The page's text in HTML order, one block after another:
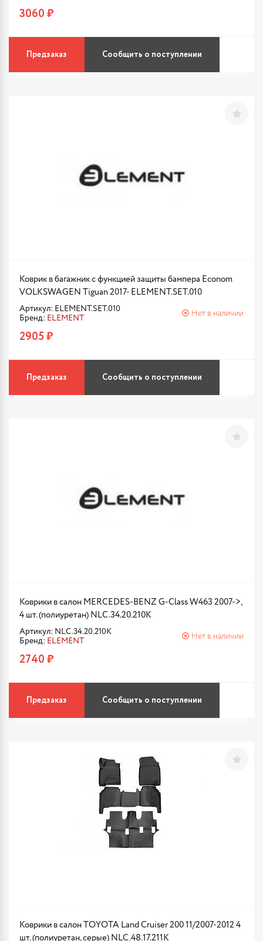
3060 ₽
Предзаказ Сообщить о поступлении
Коврик в багажник с функцией защиты бампера Econom
VOLKSWAGEN Tiguan 2017- ELEMENT.SET.010
Артикул: ELEMENT.SET.010
Бренд: ELEMENT
Нет в наличии
2905 ₽
Предзаказ Сообщить о поступлении
Коврики в салон MERCEDES-BENZ G-Class W463 2007->,
4 шт. (полиуретан) NLC.34.20.210K
Артикул: NLC.34.20.210K
Бренд: ELEMENT
Нет в наличии
2740 ₽
Предзаказ Сообщить о поступлении
Коврики в салон TOYOTA Land Cruiser 200 11/2007-2012 4
шт. (полиуретан, серые) NLC.48.17.211K